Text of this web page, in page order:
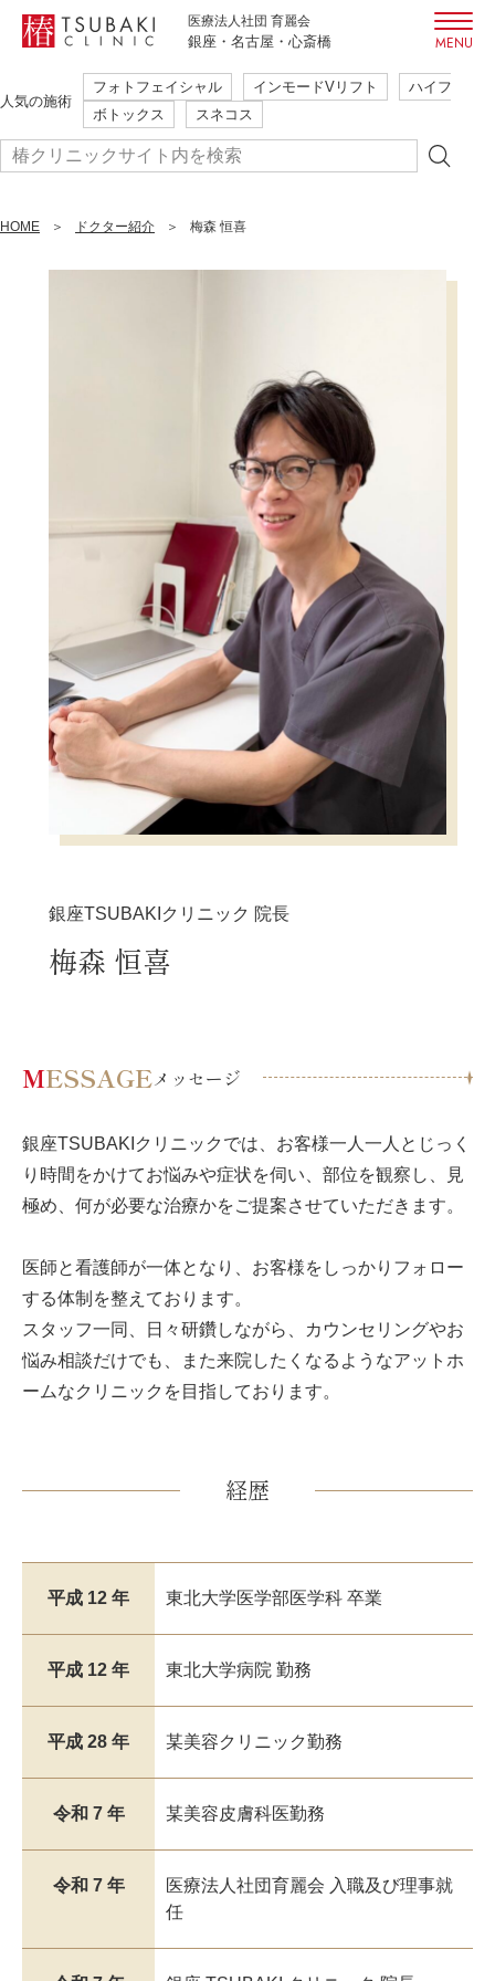
医療法人社団 育麗会
銀座・名古屋・心斎橋
人気の施術
フォトフェイシャル インモードVリフト
ハイフ
ボトックス
スネコス
初めての方も安心・安全
ご相談だけでも大歓迎
本当に必要な施術のみ提案
まずはご予約
簡単WEB予約
施術一覧 症例写真 料金表
よくあるご質問
美容医療コラム
HOME ドクター紹介 梅森 恒喜
銀座TSUBAKIクリニック 院長
梅森 恒喜
MESSAGEメッセージ
銀座TSUBAKIクリニックでは、お客様一人一人とじっく
り時間をかけてお悩みや症状を伺い、部位を観察し、見
極め、何が必要な治療かをご提案させていただきます。
医師と看護師が一体となり、お客様をしっかりフォロー
する体制を整えております。
スタッフ一同、日々研鑽しながら、カウンセリングやお
悩み相談だけでも、また来院したくなるようなアットホ
ームなクリニックを目指しております。
経歴
平成 12 年 東北大学医学部医学科 卒業
平成 12 年 東北大学病院 勤務
平成 28 年 某美容クリニック勤務
令和 7 年 某美容皮膚科医勤務
令和 7 年
医療法人社団育麗会 入職及び理事就
任